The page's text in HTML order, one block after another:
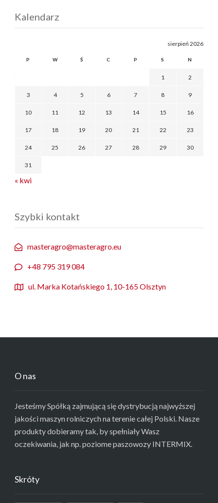
Kalendarz
sierpień 2026
P W Ś C P S N
1 2
3 4 5 6 7 8 9
10 11 12 13 14 15 16
17 18 19 20 21 22 23
24 25 26 27 28 29 30
31
« kwi
Szybki kontakt
masteragro@masteragro.eu
+48 795 319 084
ul. Marka Kotańskiego 1, 10-165 Olsztyn
O nas
Jesteśmy Spółką zajmującą się dystrybucją najwyższej
jakości maszyn rolniczych na terenie całej Polski. Nasze
produkty dobieramy tak, by spełniały Wasz
oczekiwania, jak np. poziome paszowozy INTERMIX.
Skróty